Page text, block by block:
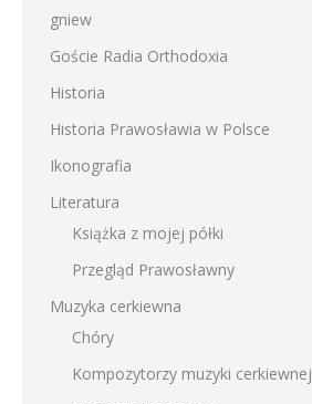
gniew
Goście Radia Orthodoxia
Historia
Historia Prawosławia w Polsce
Ikonografia
Literatura
Książka z mojej półki
Przegląd Prawosławny
Muzyka cerkiewna
Chóry
Kompozytorzy muzyki cerkiewnej